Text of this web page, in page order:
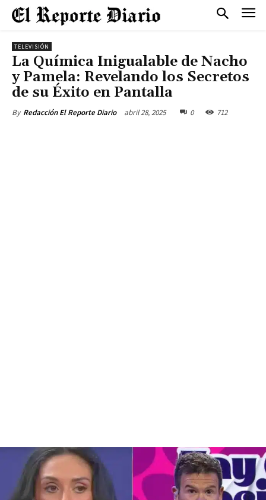
TELEVISIÓN
La Química Inigualable de Nacho
y Pamela: Revelando los Secretos
de su Éxito en Pantalla
By Redacción El Reporte Diario abril 28, 2025 0 712